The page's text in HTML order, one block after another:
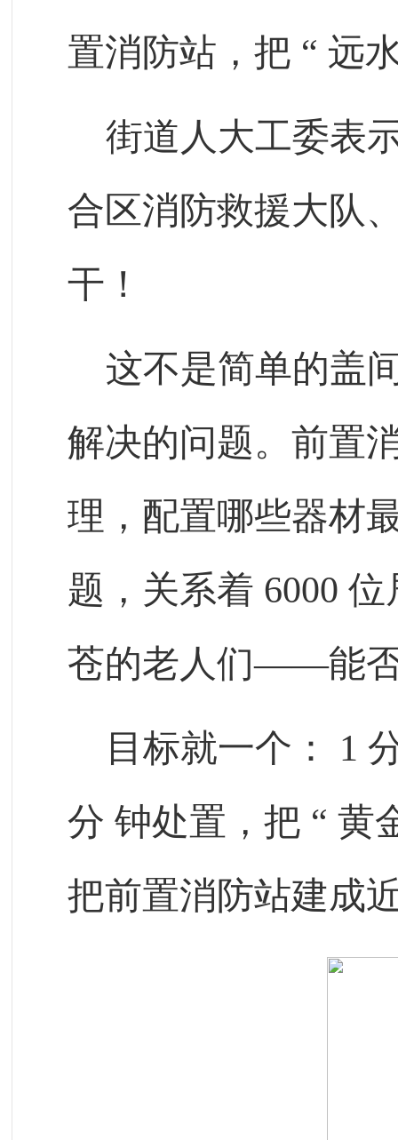
置消防站，把 “ 远
街道人大工委表
合区消防救援大队
干！
这不是简单的盖
解决的问题。前置
理，配置哪些器材
题，关系着 6000 位
苍的老人们——能
目标就一个： 1
分 钟处置，把 “ 黄
把前置消防站建成